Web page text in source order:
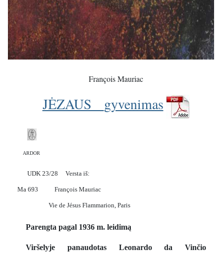
François Mauriac
JĖZAUS gyvenimas
ARDOR
UDK 23/28 Versta iš:
Ma 693 François Mauriac
Vie de Jésus Flammarion, Paris
Parengta pagal 1936 m. leidimą
Viršelyje panaudotas Leonardo da Vinčio